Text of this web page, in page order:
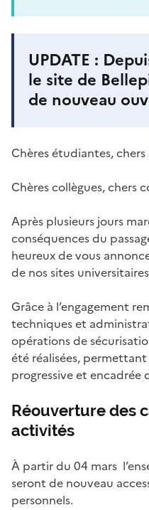
UPDATE :
le site de
de nouveau
Chères étudiantes,
Chères collègues, chers
Après plusieurs jours
conséquences du
heureux de vous
de nos sites
Grâce à l’engagement
techniques et
opérations de
été réalisées, permettant
progressive et encadrée
Réouverture des
activités
À partir du 04 mars
seront de nouveau
personnels.